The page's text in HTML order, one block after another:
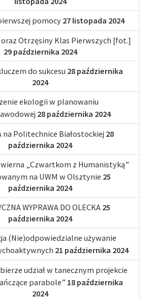
pomocy 27 listopada 2024
Otrzęsiny Klas Pierwszych [fot.]
29 października 2024
do sukcesu 28 października
2024
ekologii w planowaniu
28 października 2024
na Politechnice Białostockiej 28
października 2024
wierna „Czwartkom z Humanistyką”
na UWM w Olsztynie 25
października 2024
WYPRAWA DO OLECKA 25
października 2024
(Nie)odpowiedzialne używanie
21 października 2024
bierze udział w tanecznym projekcie
parabole” 18 października
2024